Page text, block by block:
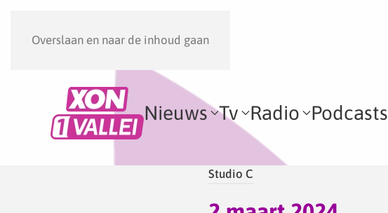
Overslaan en naar de inhoud gaan
Nieuws Tv Radio Podcasts
Studio C